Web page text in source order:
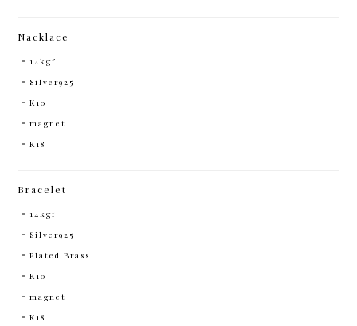
Nacklace
14kgf
Silver925
K10
magnet
K18
Bracelet
14kgf
Silver925
Plated Brass
K10
magnet
K18